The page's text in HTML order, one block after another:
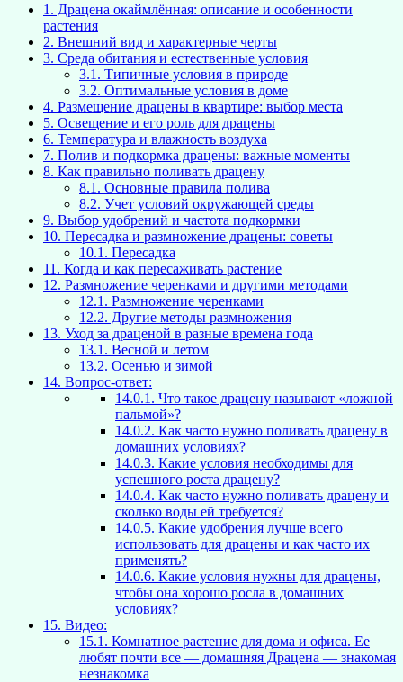
1. Драцена окаймлённая: описание и особенности
растения
2. Внешний вид и характерные черты
3. Среда обитания и естественные условия
3.1. Типичные условия в природе
3.2. Оптимальные условия в доме
4. Размещение драцены в квартире: выбор места
5. Освещение и его роль для драцены
6. Температура и влажность воздуха
7. Полив и подкормка драцены: важные моменты
8. Как правильно поливать драцену
8.1. Основные правила полива
8.2. Учет условий окружающей среды
9. Выбор удобрений и частота подкормки
10. Пересадка и размножение драцены: советы
10.1. Пересадка
11. Когда и как пересаживать растение
12. Размножение черенками и другими методами
12.1. Размножение черенками
12.2. Другие методы размножения
13. Уход за драценой в разные времена года
13.1. Весной и летом
13.2. Осенью и зимой
14. Вопрос-ответ:
14.0.1. Что такое драцену называют «ложной
пальмой»?
14.0.2. Как часто нужно поливать драцену в
домашних условиях?
14.0.3. Какие условия необходимы для
успешного роста драцену?
14.0.4. Как часто нужно поливать драцену и
сколько воды ей требуется?
14.0.5. Какие удобрения лучше всего
использовать для драцены и как часто их
применять?
14.0.6. Какие условия нужны для драцены,
чтобы она хорошо росла в домашних
условиях?
15. Видео:
15.1. Комнатное растение для дома и офиса. Ее
любят почти все — домашняя Драцена — знакомая
незнакомка